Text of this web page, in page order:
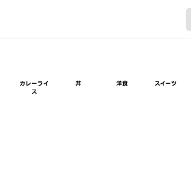
カレーライ
ス
丼 洋食 スイーツ